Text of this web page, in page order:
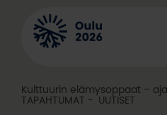
sisältöön
Kulttuurin elämysoppaat –
TAPAHTUMAT
UUTISET